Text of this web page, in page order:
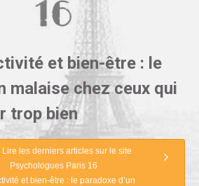
et bien-être : le
malaise chez ceux qui
trop bien
Lire les derniers articles sur le site
Psychologues Paris 16
et bien-être : le paradoxe d’un